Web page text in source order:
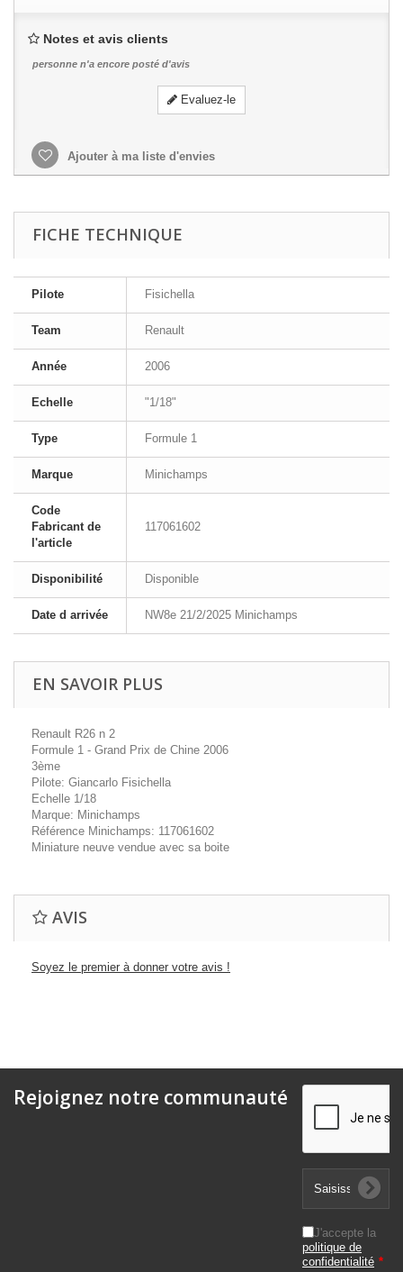
Notes et avis clients
personne n'a encore posté d'avis
Evaluez-le
Ajouter à ma liste d'envies
FICHE TECHNIQUE
Pilote Fisichella
Team Renault
Année 2006
Echelle "1/18"
Type Formule 1
Marque Minichamps
Code
Fabricant de
l'article
117061602
Disponibilité Disponible
Date d arrivée NW8e 21/2/2025 Minichamps
EN SAVOIR PLUS
Renault R26 n 2
Formule 1 - Grand Prix de Chine 2006
3ème
Pilote: Giancarlo Fisichella
Echelle 1/18
Marque: Minichamps
Référence Minichamps: 117061602
Miniature neuve vendue avec sa boite
AVIS
Soyez le premier à donner votre avis !
Rejoignez notre communauté
J'accepte la
politique de
confidentialité *